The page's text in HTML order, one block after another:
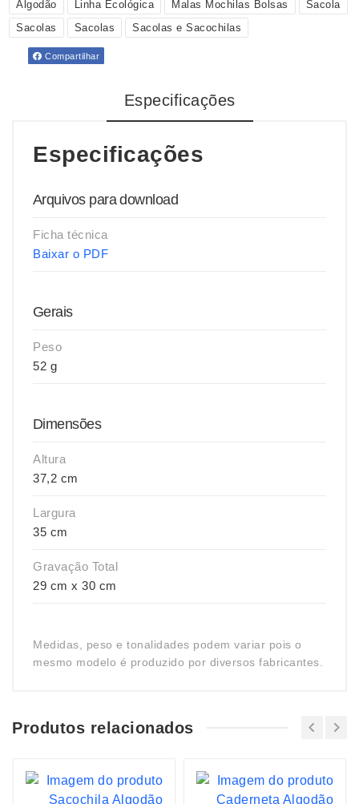
Algodão Linha Ecológica Malas Mochilas Bolsas
Sacola
Sacolas
Sacolas Sacolas e Sacochilas
Compartilhar
Especificações
Especificações
Arquivos para download
Ficha técnica
Baixar o PDF
Gerais
Peso
52 g
Dimensões
Altura
37,2 cm
Largura
35 cm
Gravação Total
29 cm x 30 cm
Medidas, peso e tonalidades podem variar pois o
mesmo modelo é produzido por diversos fabricantes.
Produtos relacionados